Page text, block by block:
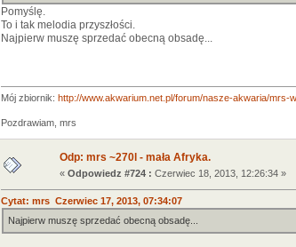
Pomyślę.
To i tak melodia przyszłości.
Najpierw muszę sprzedać obecną obsadę...
Mój zbiornik: http://www.akwarium.net.pl/forum/nasze-akwaria/mrs-
Pozdrawiam, mrs
Odp: mrs ~270l - mała Afryka.
« Odpowiedz #724 : Czerwiec 18, 2013, 12:26:34 »
Cytat: mrs Czerwiec 17, 2013, 07:34:07
Najpierw muszę sprzedać obecną obsadę...